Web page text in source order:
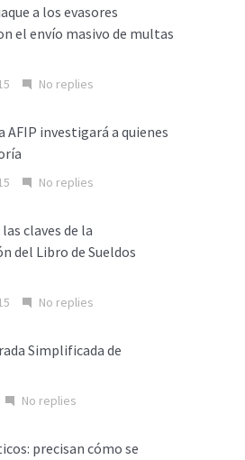
a los evasores
el envío masivo de multas
No replies
investigará a quienes
No replies
claves de la
del Libro de Sueldos
No replies
Simplificada de
No replies
precisan cómo se